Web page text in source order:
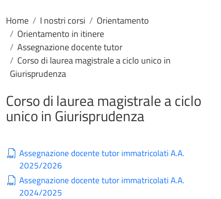
Home I nostri corsi
Orientamento
Orientamento in itinere
Assegnazione docente tutor
Corso di laurea magistrale a ciclo unico in
Giurisprudenza
Corso di laurea magistrale a ciclo
unico in Giurisprudenza
Assegnazione docente tutor immatricolati A.A.
2025/2026
Assegnazione docente tutor immatricolati A.A.
2024/2025